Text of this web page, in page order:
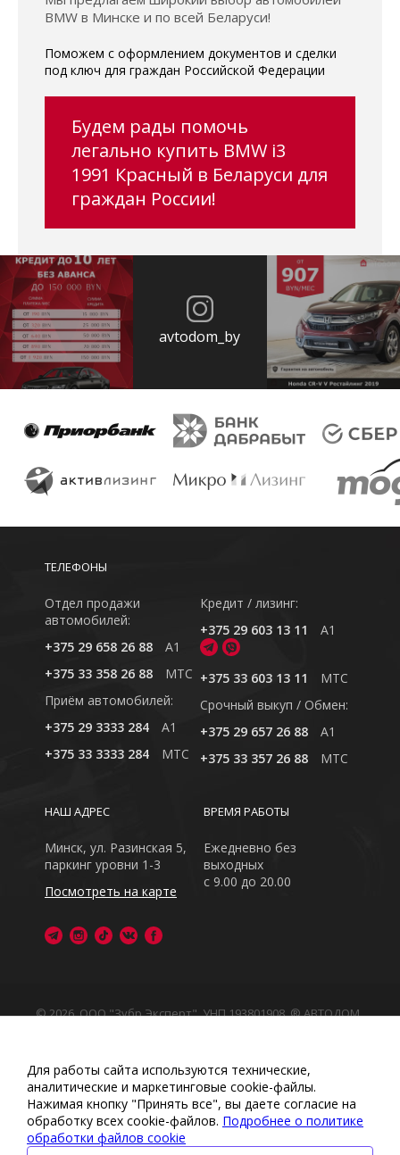
BMW в Минске и по всей Беларуси!
Поможем с оформлением документов и сделки
под ключ для граждан Российской Федерации
Будем рады помочь
легально купить BMW i3
1991 Красный в Беларуси для
граждан России!
avtodom_by
ТЕЛЕФОНЫ
Отдел продажи
автомобилей:
+375 29 658 26 88
A1
+375 33 358 26 88
MTC
Приём автомобилей:
+375 29 3333 284
A1
+375 33 3333 284
MTC
Кредит / лизинг:
+375 29 603 13 11
A1
+375 33 603 13 11
MTC
Cрочный выкуп / Обмен:
+375 29 657 26 88
A1
+375 33 357 26 88
MTC
ВРЕМЯ РАБОТЫ
Ежедневно без
выходных
с 9.00 до 20.00
НАШ АДРЕС
Минск, ул. Разинская 5,
паркинг уровни 1-3
Посмотреть на карте
© 2026, ООО "Зубр Эксперт", УНП 193801908. ® АВТОДОМ
сайт носит исключительно информационный характер
Любое использование либо копирование материалов
или подборки материалов сайта, элементов дизайна и
оформления запрещено
Политика обработки персональных данных
Для работы сайта используются технические,
аналитические и маркетинговые сооkіе-файлы.
Нажимая кнопку "Принять все", вы даете согласие на
обработку всех cookie-файлов. Подробнее о политике
обработки файлов cookie